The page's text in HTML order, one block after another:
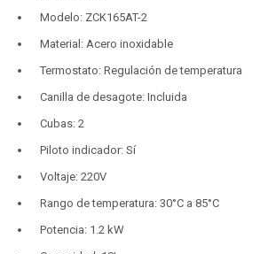
Modelo: ZCK165AT-2
Material: Acero inoxidable
Termostato: Regulación de temperatura
Canilla de desagote: Incluida
Cubas: 2
Piloto indicador: Sí
Voltaje: 220V
Rango de temperatura: 30°C a 85°C
Potencia: 1.2 kW